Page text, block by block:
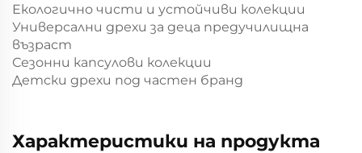
Екологично чисти и устойчиви колекции
Универсални дрехи за деца предучилищна
възраст
Сезонни капсулови колекции
Детски дрехи под частен бранд
Характеристики на продукта